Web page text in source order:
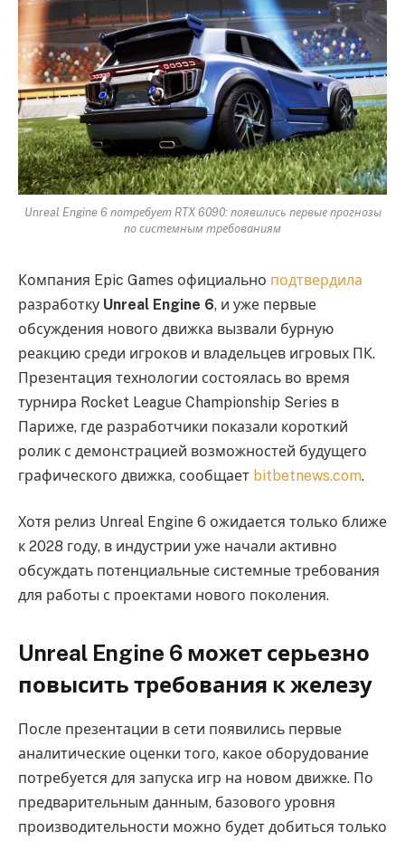
Unreal Engine 6 потребует RTX 6090: появились первые прогнозы
по системным требованиям
Компания Epic Games официально подтвердила
разработку Unreal Engine 6, и уже первые
обсуждения нового движка вызвали бурную
реакцию среди игроков и владельцев игровых ПК.
Презентация технологии состоялась во время
турнира Rocket League Championship Series в
Париже, где разработчики показали короткий
ролик с демонстрацией возможностей будущего
графического движка, сообщает bitbetnews.com.
Хотя релиз Unreal Engine 6 ожидается только ближе
к 2028 году, в индустрии уже начали активно
обсуждать потенциальные системные требования
для работы с проектами нового поколения.
Unreal Engine 6 может серьезно
повысить требования к железу
После презентации в сети появились первые
аналитические оценки того, какое оборудование
потребуется для запуска игр на новом движке. По
предварительным данным, базового уровня
производительности можно будет добиться только